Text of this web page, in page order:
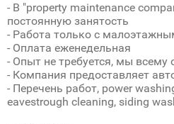
- В "property maintenance
постоянную занятость
- Работа только с
- Оплата еженедельная
- Опыт не требуется, мы всему
- Компания предоставляет
- Перечень работ, power
eavestrough cleaning, siding